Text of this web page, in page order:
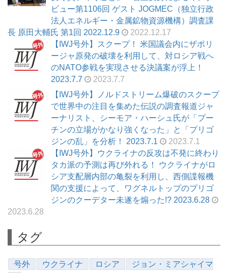
ビュー第1106回 ゲスト JOGMEC（独立行政
法人エネルギー・金属鉱物資源機構）調査課
長 原田大輔氏 第1回 2022.12.9
2022.12.17
【IWJ号外】スクープ！ 米国議会内にザポリ
ージャ原発の破壊を利用して、対ロシア戦へ
のNATO参戦を実現させる決議案が浮上！
2023.7.7
2023.7.7
【IWJ号外】ノルドストリーム爆破のスクープ
で世界中の注目を集めた伝説の調査報道ジャ
ーナリスト、シーモア・ハーシュ氏が「プー
チンの立場がかなり強くなった」と「プリゴ
ジンの乱」を分析！ 2023.7.1
2023.7.1
【IWJ号外】ウクライナの反攻は不発に終わり
タカ派の予測は再び外れる！ ウクライナがロ
シア支配層内部の亀裂を利用し、西側諜報機
関の支援によって、ワグネルトップのプリゴ
ジンのクーデター未遂を煽った!? 2023.6.28
2023.6.28
タグ
号外 ウクライナ ロシア
ジョン・ミアシャイマ